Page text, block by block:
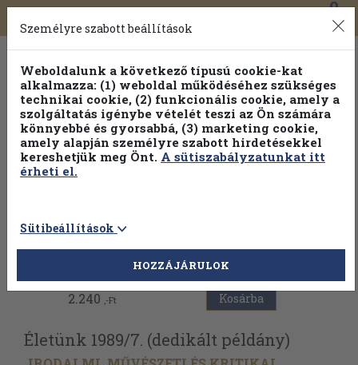
Toggle
navigation
0
Vissza az előző oldalra
2.240 ,-Ft Kosárba
Életünk 1989/7. (dedikált példány)
Személyre szabott beállítások
Weboldalunk a következő típusú cookie-kat
alkalmazza: (1) weboldal működéséhez szükséges
technikai cookie, (2) funkcionális cookie, amely a
szolgáltatás igénybe vételét teszi az Ön számára
könnyebbé és gyorsabbá, (3) marketing cookie,
amely alapján személyre szabott hirdetésekkel
kereshetjük meg Önt. A sütiszabályzatunkat itt
érheti el.
Sütibeállítások
HOZZÁJÁRULOK